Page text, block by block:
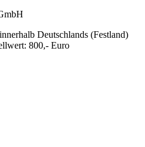
Deutschlands (Festland)
800,- Euro